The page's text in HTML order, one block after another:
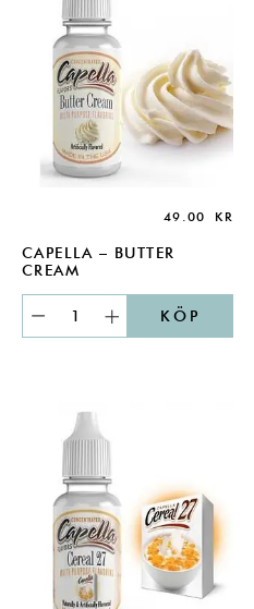
49.00 KR
CAPELLA – BUTTER
CREAM
KÖP